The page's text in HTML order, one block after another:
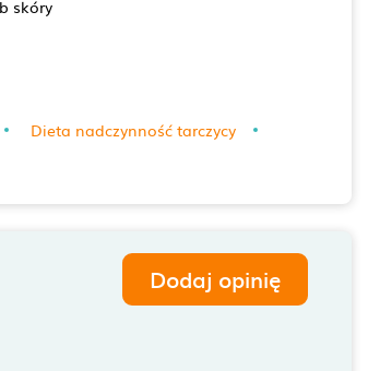
skóry
Dieta nadczynność tarczycy
Dodaj opinię